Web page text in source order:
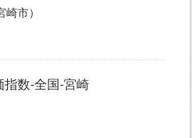
市）
数-全国-宮崎